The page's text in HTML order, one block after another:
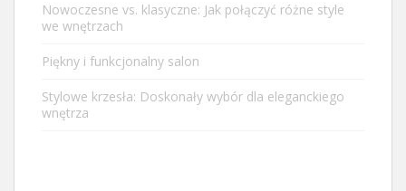
Nowoczesne vs. klasyczne: Jak połączyć różne style
we wnętrzach
Piękny i funkcjonalny salon
Stylowe krzesła: Doskonały wybór dla eleganckiego
wnętrza